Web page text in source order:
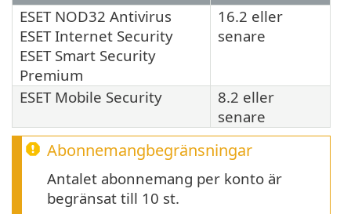
ESET NOD32 Antivirus
ESET Internet Security
ESET Smart Security
Premium
16.2 eller
senare
ESET Mobile Security
8.2 eller
senare
Abonnemangbegränsningar
Antalet abonnemang per konto är
begränsat till 10 st.